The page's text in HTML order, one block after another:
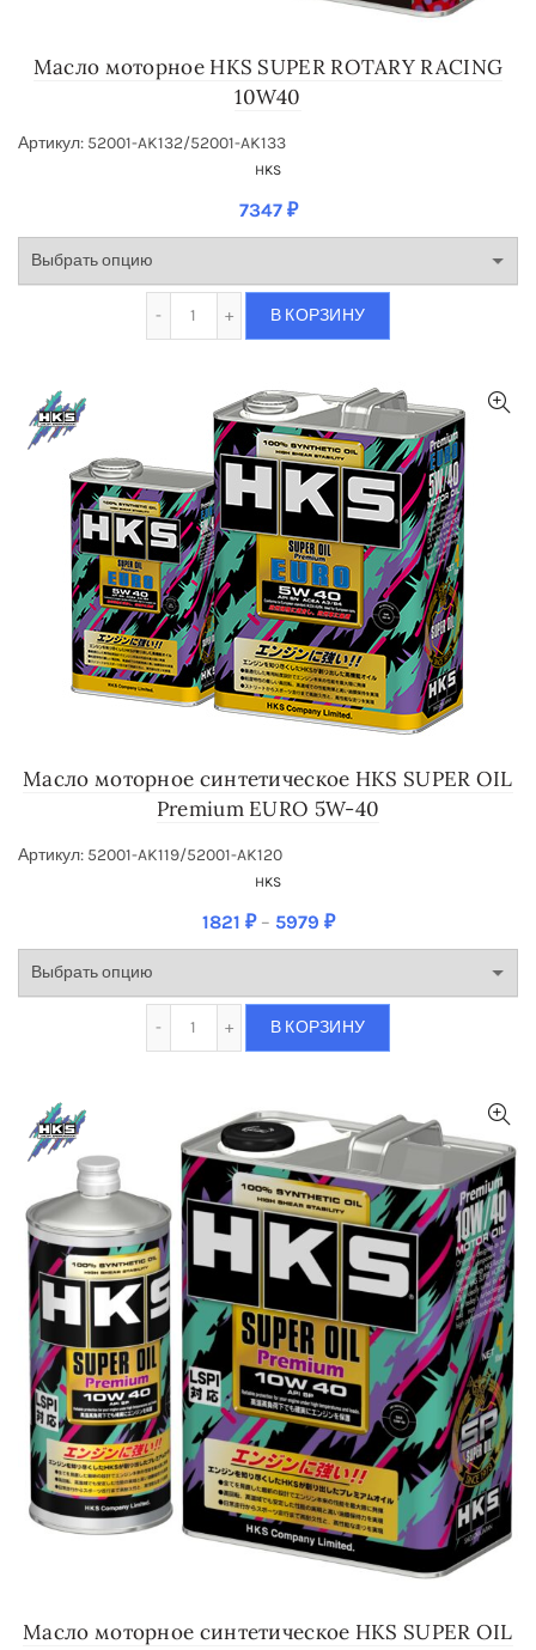
Масло моторное HKS SUPER ROTARY RACING
10W40
Артикул: 52001-AK132/52001-AK133
HKS
7347 ₽
В КОРЗИНУ
Масло моторное синте­тическое HKS SUPER OIL
Premium EURO 5W-40
Артикул: 52001-AK119/52001-AK120
HKS
1821 ₽– 5979 ₽
В КОРЗИНУ
Масло моторное синте­тическое HKS SUPER OIL